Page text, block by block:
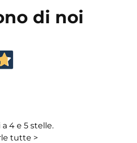
di noi
4 e 5 stelle.
tutte >